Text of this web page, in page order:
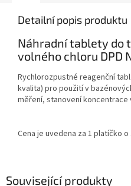
Detailní popis produktu
Náhradní tablety do
volného chloru DPD
Rychlorozpustné reagenční
kvalita) pro použití v
měření, stanovení koncentrace
Cena je uvedena za 1 platíčko
Související produkty